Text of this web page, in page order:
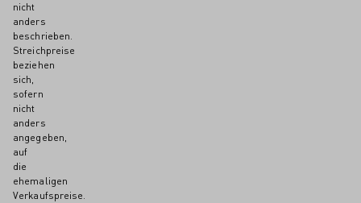
nicht
anders
beschrieben.
Streichpreise
beziehen
sich,
sofern
nicht
anders
angegeben,
auf
die
ehemaligen
Verkaufspreise.